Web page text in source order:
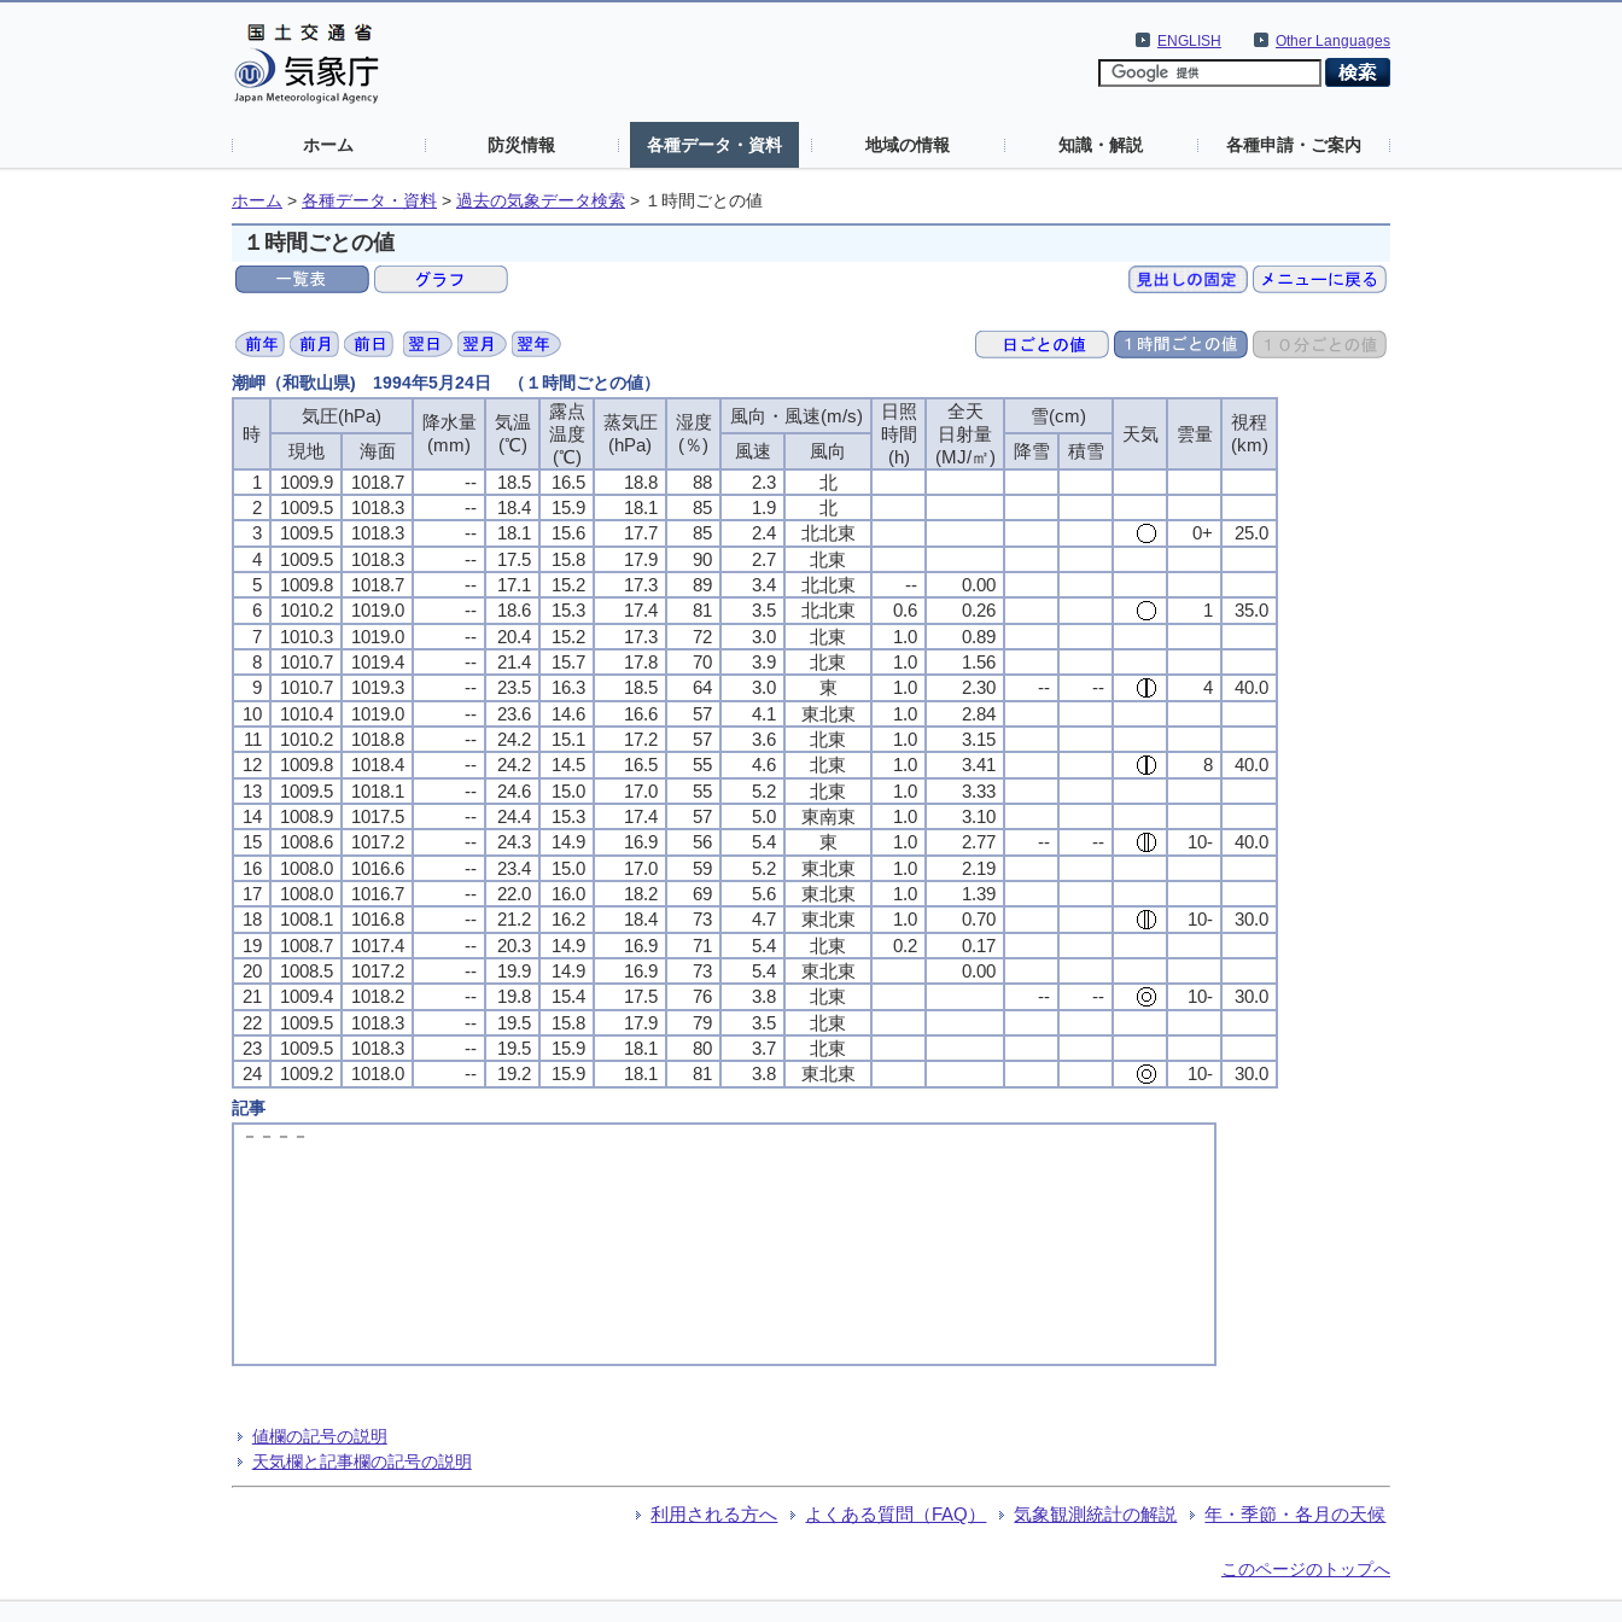
Other Languages
ENGLISH
ホーム 防災情報 各種データ・資料 地域の情報 知識・解説 各種申請・ご案内
ホーム > 各種データ・資料 > 過去の気象データ検索 > １時間ごとの値
１時間ごとの値
潮岬（和歌山県) 1994年5月24日 （１時間ごとの値）
時
気圧(hPa)
降水量
(mm)
気温
(℃)
露点
温度
(℃)
蒸気圧
(hPa)
湿度
(％)
風向・風速(m/s)
日照
時間
(h)
全天
日射量
(MJ/㎡)
雪(cm)
天気
雲量
視程
(km)
現地 海面 風速 風向 降雪
積雪
1
1009.9 1018.7 -- 18.5 16.5 18.8 88 2.3
北
2
1009.5 1018.3 -- 18.4 15.9 18.1 85 1.9
北
3
1009.5 1018.3 -- 18.1 15.6 17.7 85 2.4 北北東 0+
25.0
4
1009.5 1018.3 -- 17.5 15.8 17.9 90 2.7
北東
5
1009.8 1018.7 -- 17.1 15.2 17.3 89 3.4 北北東 --
0.00
6
1010.2 1019.0 -- 18.6 15.3 17.4 81 3.5 北北東 0.6 0.26 1
35.0
7
1010.3 1019.0 -- 20.4 15.2 17.3 72 3.0 北東 1.0
0.89
8
1010.7 1019.4 -- 21.4 15.7 17.8 70 3.9 北東 1.0
1.56
9
1010.7 1019.3 -- 23.5 16.3 18.5 64 3.0 東 1.0 2.30 -- -- 4
40.0
10
1010.4 1019.0 -- 23.6 14.6 16.6 57 4.1 東北東 1.0
2.84
11
1010.2 1018.8 -- 24.2 15.1 17.2 57 3.6 北東 1.0
3.15
12
1009.8 1018.4 -- 24.2 14.5 16.5 55 4.6 北東 1.0 3.41 8
40.0
13
1009.5 1018.1 -- 24.6 15.0 17.0 55 5.2 北東 1.0
3.33
14
1008.9 1017.5 -- 24.4 15.3 17.4 57 5.0 東南東 1.0
3.10
15
1008.6 1017.2 -- 24.3 14.9 16.9 56 5.4 東 1.0 2.77 -- -- 10-
40.0
16
1008.0 1016.6 -- 23.4 15.0 17.0 59 5.2 東北東 1.0
2.19
17
1008.0 1016.7 -- 22.0 16.0 18.2 69 5.6 東北東 1.0
1.39
18
1008.1 1016.8 -- 21.2 16.2 18.4 73 4.7 東北東 1.0 0.70 10-
30.0
19
1008.7 1017.4 -- 20.3 14.9 16.9 71 5.4 北東 0.2
0.17
20
1008.5 1017.2 -- 19.9 14.9 16.9 73 5.4 東北東
0.00
21
1009.4 1018.2 -- 19.8 15.4 17.5 76 3.8 北東 -- -- 10-
30.0
22
1009.5 1018.3 -- 19.5 15.8 17.9 79 3.5
北東
23
1009.5 1018.3 -- 19.5 15.9 18.1 80 3.7
北東
24
1009.2 1018.0 -- 19.2 15.9 18.1 81 3.8 東北東 10- 30.0
記事
－－－－
値欄の記号の説明
天気欄と記事欄の記号の説明
利用される方へ よくある質問（FAQ） 気象観測統計の解説 年・季節・各月の天候
このページのトップへ